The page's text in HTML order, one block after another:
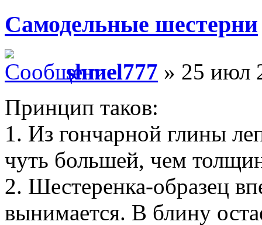
Самодельные шестерни
shmel777 » 25 июл
Принцип таков:
1. Из гончарной глины
чуть большей, чем
2. Шестеренка-образец
вынимается. В блину